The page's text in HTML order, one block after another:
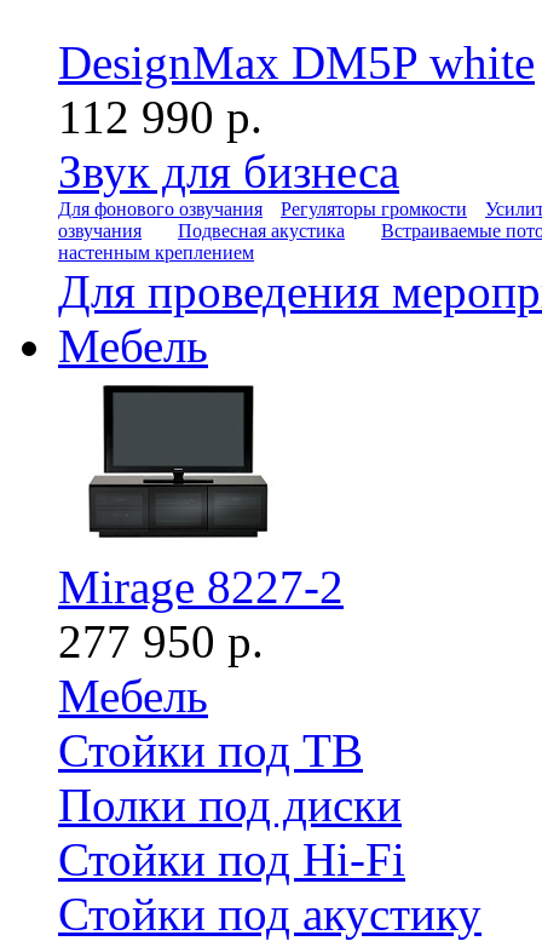
DesignMax DM5P white
112 990 р.
Звук для бизнеса
Для фонового озвучания Регуляторы громкости
озвучания
Подвесная акустика
Встраиваемые
настенным креплением
Для проведения
Мебель
Mirage 8227-2
277 950 р.
Мебель
Стойки под ТВ
Полки под диски
Стойки под Hi-Fi
Стойки под акустику